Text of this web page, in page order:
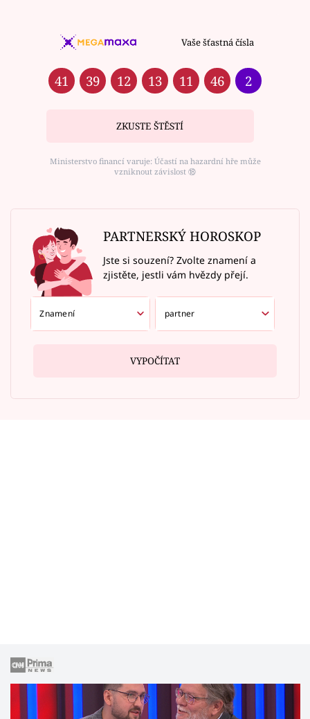
Vaše šťastná čísla
41 39 12 13 11 46 2
ZKUSTE ŠTĚSTÍ
Ministerstvo financí varuje: Účastí na hazardní hře může
vzniknout závislost ⑱
PARTNERSKÝ HOROSKOP
Jste si souzení? Zvolte znamení a
zjistěte, jestli vám hvězdy přejí.
VYPOČÍTAT